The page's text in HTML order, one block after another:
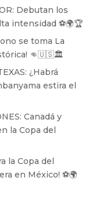
Debutan los
intensidad ⚽️🌍🏆
se toma La
👊🇺🇸🏛️
¿Habrá
estira el
Canadá y
la Copa del
la Copa del
en México! ⚽️🌍